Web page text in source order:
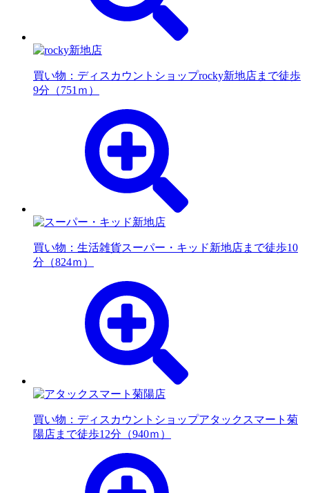
買い物：ディスカウントショップrocky新地店まで徒歩
9分（751ｍ）
買い物：生活雑貨スーパー・キッド新地店まで徒歩10
分（824ｍ）
買い物：ディスカウントショップアタックスマート菊
陽店まで徒歩12分（940ｍ）